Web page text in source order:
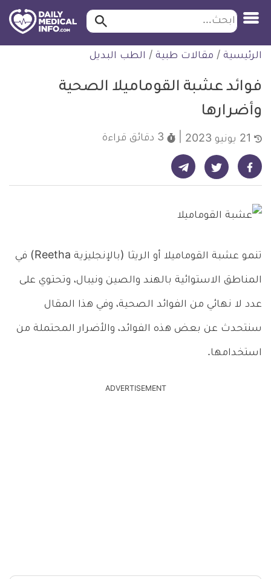
التخطي
للمحتوى
ابحث ابحث…
الرئيسية / مقالات طبية / الطب البديل
فوائد عشبة القوماميلا الصحية
وأضرارها
3 دقائق قراءة
شارك على فيسبوك - ديلي ميديكال انفو شارك على تويتر - ديلي ميديكال انفو شارك على تيليجرام - ديلي ميديكال انفو
تنمو عشبة القوماميلا أو الريثا (بالإنجليزية Reetha) في
المناطق الاستوائية بالهند والصين ونيبال، وتحتوي على
عدد لا نهائي من الفوائد الصحية، وفي هذا المقال
سنتحدث عن بعض هذه الفوائد، والأضرار المحتملة من
استخدامها.
ADVERTISEMENT